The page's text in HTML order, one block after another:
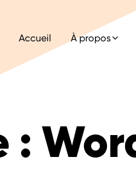
Accueil À propos
: